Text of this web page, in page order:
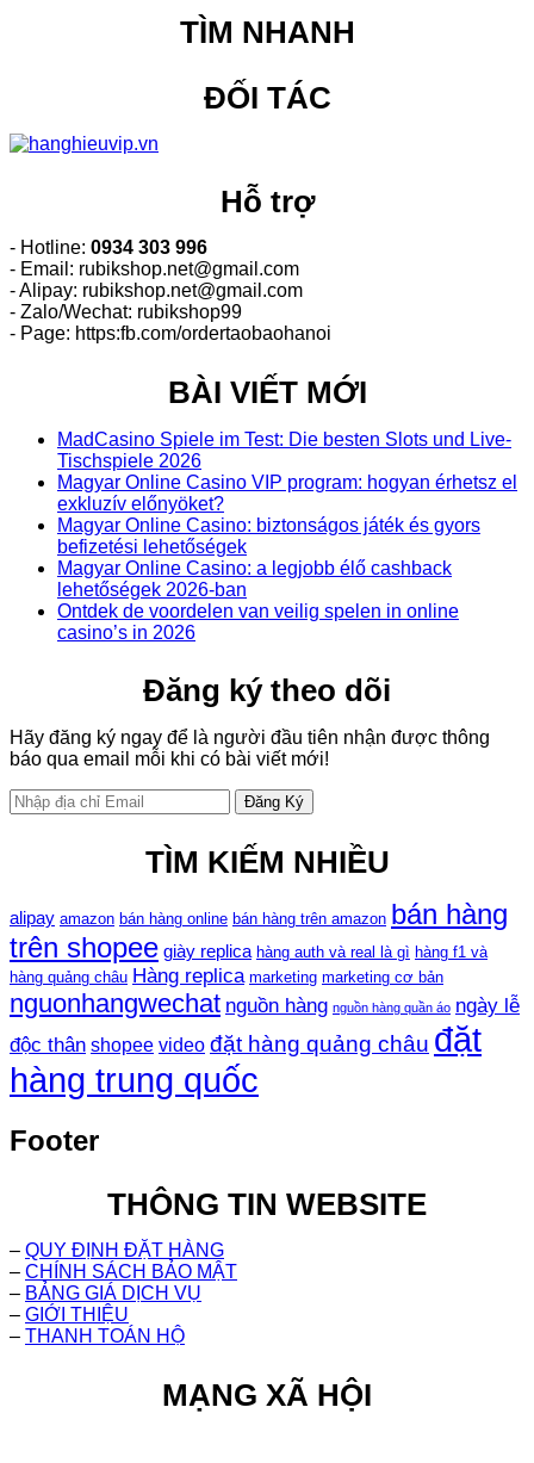
TÌM NHANH
ĐỐI TÁC
Hỗ trợ
- Hotline: 0934 303 996
- Email: rubikshop.net@gmail.com
- Alipay: rubikshop.net@gmail.com
- Zalo/Wechat: rubikshop99
- Page: https:fb.com/ordertaobaohanoi
BÀI VIẾT MỚI
MadCasino Spiele im Test: Die besten Slots und Live-
Tischspiele 2026
Magyar Online Casino VIP program: hogyan érhetsz el
exkluzív előnyöket?
Magyar Online Casino: biztonságos játék és gyors
befizetési lehetőségek
Magyar Online Casino: a legjobb élő cashback
lehetőségek 2026-ban
Ontdek de voordelen van veilig spelen in online
casino’s in 2026
Đăng ký theo dõi
Hãy đăng ký ngay để là người đầu tiên nhận được thông
báo qua email mỗi khi có bài viết mới!
TÌM KIẾM NHIỀU
alipay amazon bán hàng online bán hàng trên amazon bán hàng
trên shopee giày replica hàng auth và real là gì hàng f1 và
hàng quảng châu Hàng replica marketing marketing cơ bản
nguonhangwechat nguồn hàng nguồn hàng quần áo ngày lễ
độc thân shopee video đặt hàng quảng châu đặt
hàng trung quốc
Footer
THÔNG TIN WEBSITE
– QUY ĐỊNH ĐẶT HÀNG
– CHÍNH SÁCH BẢO MẬT
– BẢNG GIÁ DỊCH VỤ
– GIỚI THIỆU
– THANH TOÁN HỘ
MẠNG XÃ HỘI